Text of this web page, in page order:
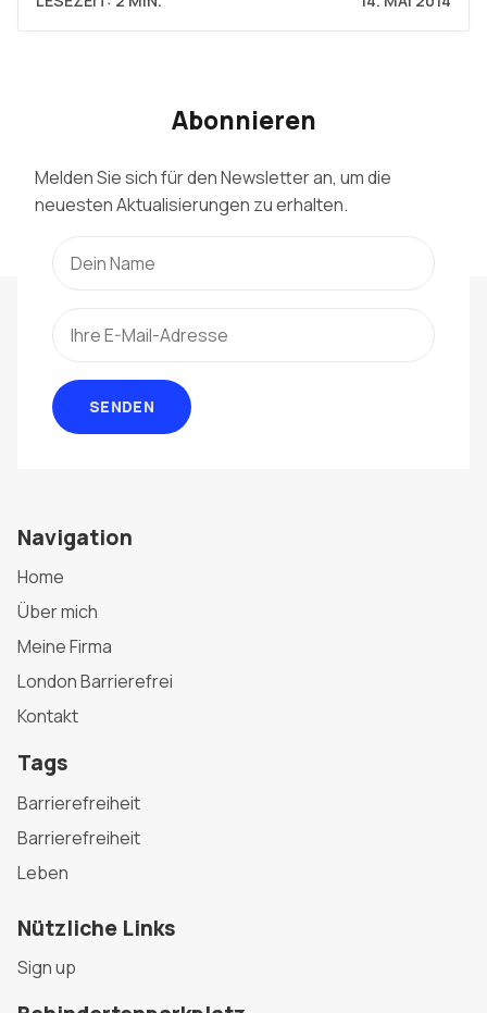
Abonnieren
Melden Sie sich für den Newsletter an, um die
neuesten Aktualisierungen zu erhalten.
SENDEN
Navigation
Home
Über mich
Meine Firma
London Barrierefrei
Kontakt
Tags
Barrierefreiheit
Barrierefreiheit
Leben
Nützliche Links
Sign up